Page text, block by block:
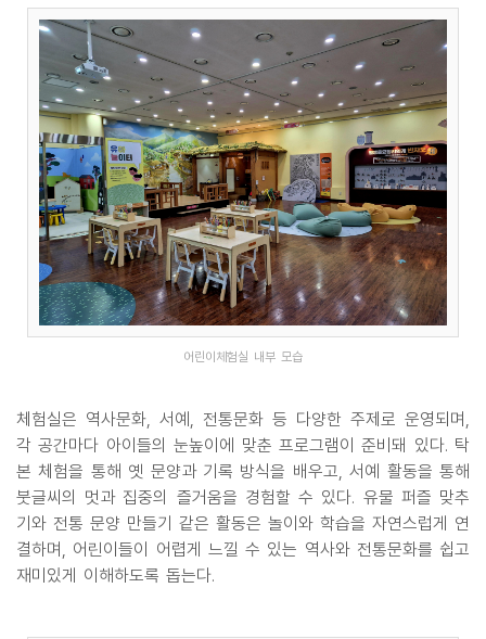
어린이체험실 내부 모습
체험실은 역사문화, 서예, 전통문화 등 다양한 주제로 운영되며,
각 공간마다 아이들의 눈높이에 맞춘 프로그램이 준비돼 있다. 탁
본 체험을 통해 옛 문양과 기록 방식을 배우고, 서예 활동을 통해
붓글씨의 멋과 집중의 즐거움을 경험할 수 있다. 유물 퍼즐 맞추
기와 전통 문양 만들기 같은 활동은 놀이와 학습을 자연스럽게 연
결하며, 어린이들이 어렵게 느낄 수 있는 역사와 전통문화를 쉽고
재미있게 이해하도록 돕는다.